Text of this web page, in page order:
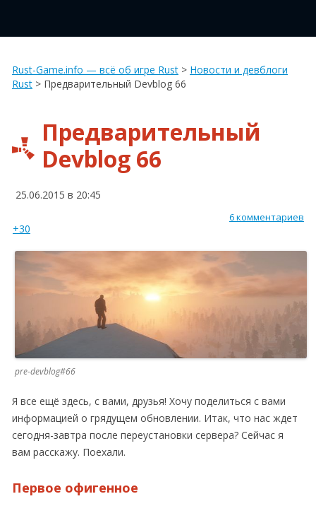
Rust-Game.info — всё об игре Rust > Новости и девблоги
Rust > Предварительный Devblog 66
Предварительный
Devblog 66
25.06.2015 в 20:45
6 комментариев
+30
pre-devblog#66
Я все ещё здесь, с вами, друзья! Хочу поделиться с вами
информацией о грядущем обновлении. Итак, что нас ждет
сегодня-завтра после переустановки сервера? Сейчас я
вам расскажу. Поехали.
Первое офигенное